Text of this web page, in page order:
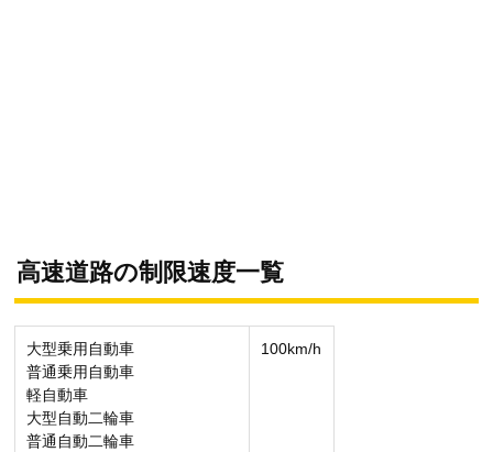
高速道路の制限速度一覧
大型乗用自動車
普通乗用自動車
軽自動車
大型自動二輪車
普通自動二輪車
100km/h